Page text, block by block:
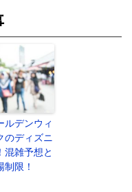
ルデンウィ
のディズニ
混雑予想と
制限！